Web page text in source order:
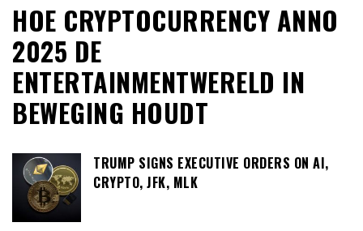
HOE CRYPTOCURRENCY ANNO
2025 DE
ENTERTAINMENTWERELD IN
BEWEGING HOUDT
TRUMP SIGNS EXECUTIVE ORDERS ON AI,
CRYPTO, JFK, MLK